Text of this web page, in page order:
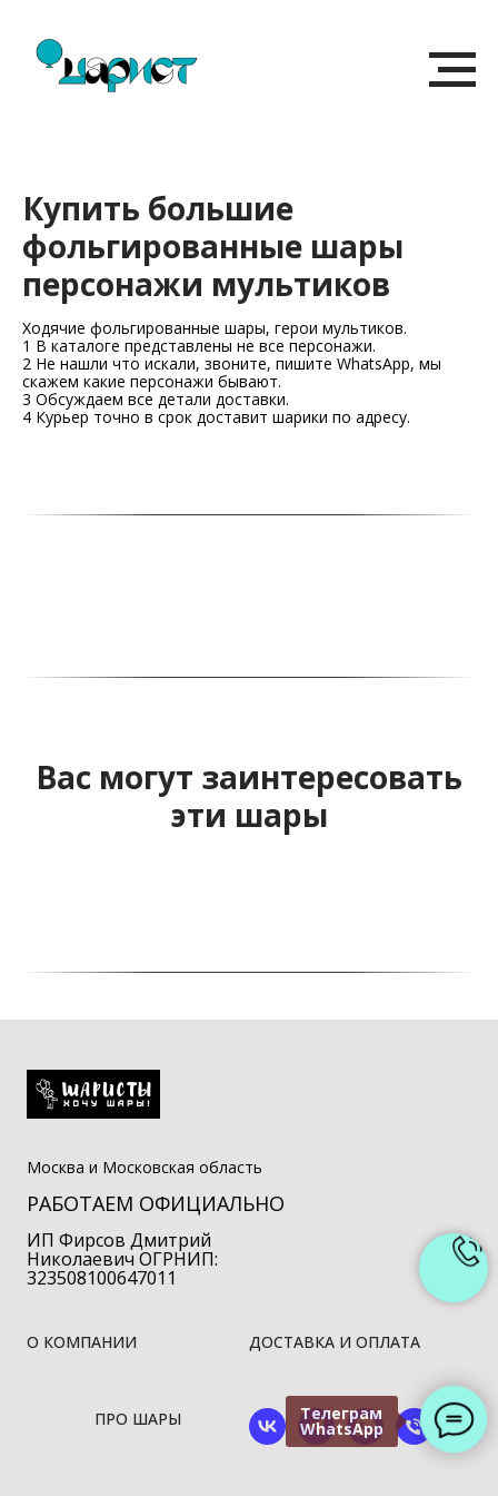
Телеграм
WhatsApp
Купить большие
фольгированные шары
персонажи мультиков
Ходячие фольгированные шары, герои мультиков.
1 В каталоге представлены не все персонажи.
2 Не нашли что искали, звоните, пишите WhatsApp, мы
скажем какие персонажи бывают.
3 Обсуждаем все детали доставки.
4 Курьер точно в срок доставит шарики по адресу.
Вас могут заинтересовать
эти шары
Москва и Московская область
РАБОТАЕМ ОФИЦИАЛЬНО
ИП Фирсов Дмитрий
Николаевич ОГРНИП:
323508100647011
О КОМПАНИИ ДОСТАВКА И ОПЛАТА
ПРО ШАРЫ